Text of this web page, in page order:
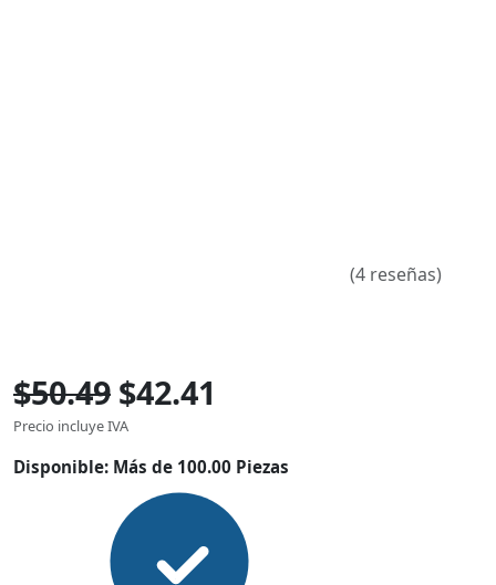
(4 reseñas)
$50.49 $42.41
Precio incluye IVA
Disponible: Más de 100.00 Piezas